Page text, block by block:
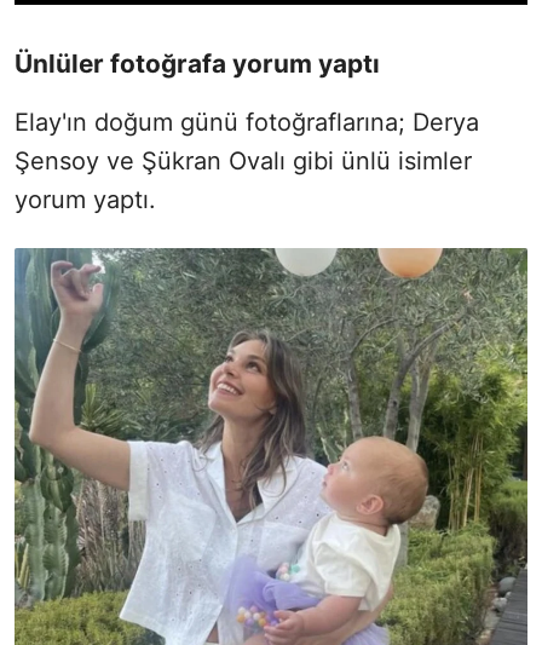
Ünlüler fotoğrafa yorum yaptı
Elay'ın doğum günü fotoğraflarına; Derya
Şensoy ve Şükran Ovalı gibi ünlü isimler
yorum yaptı.